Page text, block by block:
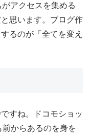
アクセスを集める
思います。ブログ作
るのが「全てを変え
すね。ドコモショッ
からあるのを身を